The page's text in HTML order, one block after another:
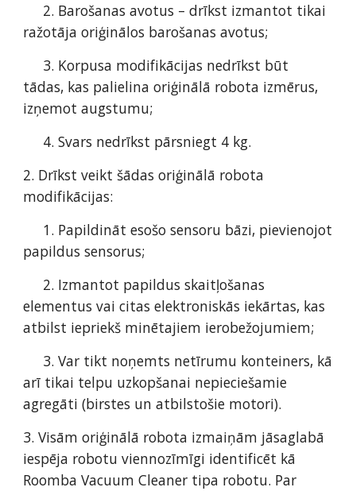
ražotāja oriģinālos barošanas avotus;
tādas, kas palielina oriģinālā robota izmērus,
izņemot augstumu;
     4. Svars nedrīkst pārsniegt 4 kg.
2. Drīkst veikt šādas oriģinālā robota
modifikācijas:
papildus sensorus;
elementus vai citas elektroniskās iekārtas, kas
atbilst iepriekš minētajiem ierobežojumiem;
arī tikai telpu uzkopšanai nepieciešamie
agregāti (birstes un atbilstošie motori).
3. Visām oriģinālā robota izmaiņām jāsaglabā
iespēja robotu viennozīmīgi identificēt kā
Roomba Vacuum Cleaner tipa robotu. Par